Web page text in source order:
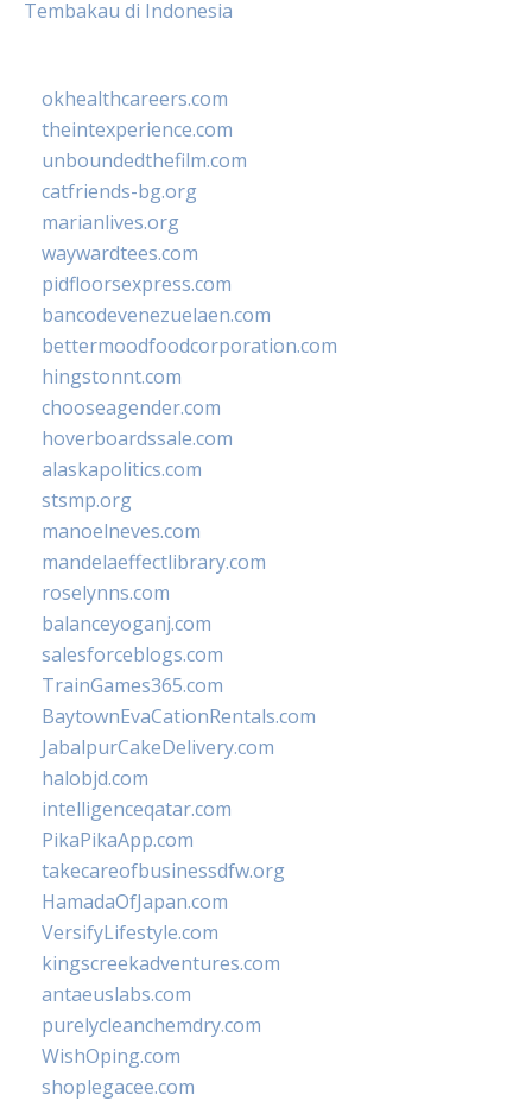
Tembakau di Indonesia
okhealthcareers.com
theintexperience.com
unboundedthefilm.com
catfriends-bg.org
marianlives.org
waywardtees.com
pidfloorsexpress.com
bancodevenezuelaen.com
bettermoodfoodcorporation.com
hingstonnt.com
chooseagender.com
hoverboardssale.com
alaskapolitics.com
stsmp.org
manoelneves.com
mandelaeffectlibrary.com
roselynns.com
balanceyoganj.com
salesforceblogs.com
TrainGames365.com
BaytownEvaCationRentals.com
JabalpurCakeDelivery.com
halobjd.com
intelligenceqatar.com
PikaPikaApp.com
takecareofbusinessdfw.org
HamadaOfJapan.com
VersifyLifestyle.com
kingscreekadventures.com
antaeuslabs.com
purelycleanchemdry.com
WishOping.com
shoplegacee.com